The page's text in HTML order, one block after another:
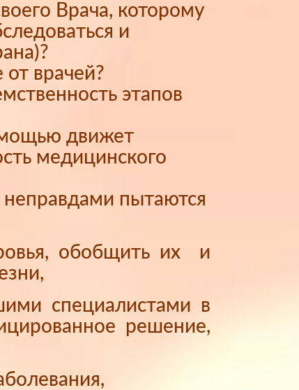
Врача, которому
и
врачей?
этапов
движет
медицинского
пытаются
обобщить их и
специалистами в
решение,